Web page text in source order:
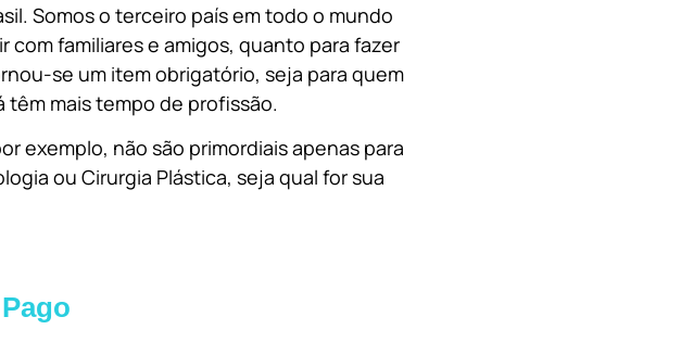
Somos o terceiro país em todo o mundo
familiares e amigos, quanto para fazer
se um item obrigatório, seja para quem
mais tempo de profissão.
exemplo, não são primordiais apenas para
ou Cirurgia Plástica, seja qual for sua